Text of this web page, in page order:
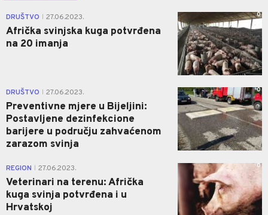
DRUŠTVO 27.06.2023.
Afrička svinjska kuga potvrđena
na 20 imanja
0
DRUŠTVO 27.06.2023.
Preventivne mjere u Bijeljini:
Postavljene dezinfekcione
barijere u području zahvaćenom
zarazom svinja
0
REGION 27.06.2023.
Veterinari na terenu: Afrička
kuga svinja potvrđena i u
Hrvatskoj
0